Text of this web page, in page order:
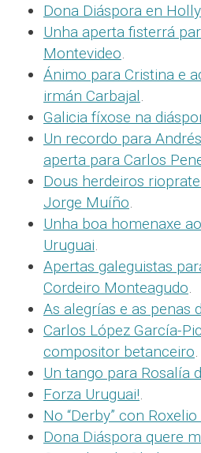
Dona Diáspora en
Unha aperta fisterrá
Montevideo.
Ánimo para Cristina e
irmán Carbajal.
Galicia fíxose na
Un recordo para
aperta para Carlos
Dous herdeiros
Jorge Muíño.
Unha boa homenaxe
Uruguai.
Apertas galeguistas
Cordeiro Monteagudo.
As alegrías e as penas
Carlos López García-
compositor betanceiro.
Un tango para Rosalía
Forza Uruguai!.
No “Derby” con
Dona Diáspora quere